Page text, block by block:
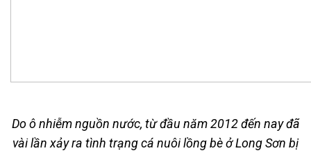
Do ô nhiễm nguồn nước, từ đầu năm 2012 đến nay đã
vài lần xảy ra tình trạng cá nuôi lồng bè ở Long Sơn bị